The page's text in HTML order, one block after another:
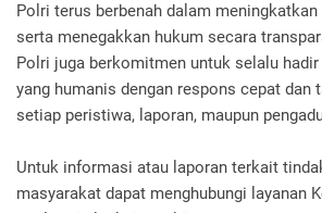
Polri terus berbenah dalam
serta menegakkan hukum secara
Polri juga berkomitmen untuk selalu
yang humanis dengan respons cepat dan
setiap peristiwa, laporan, maupun
Untuk informasi atau laporan terkait
masyarakat dapat menghubungi layanan